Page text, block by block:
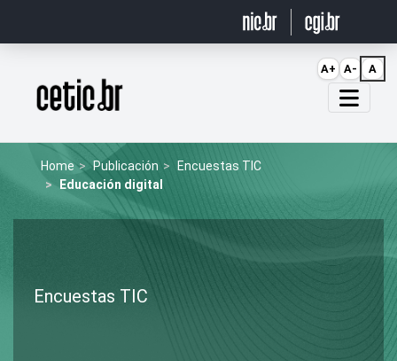
Página inicial
Home Publicación
Encuestas TIC
Educación digital
Encuestas TIC
A+ A- A